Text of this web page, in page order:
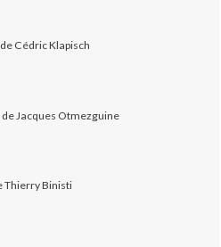
de Cédric Klapisch
de Jacques Otmezguine
Thierry Binisti